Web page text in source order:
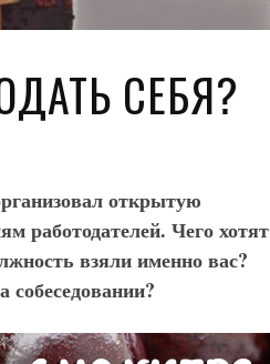
СЕБЯ?
открытую
работодателей. Чего хотят
взяли именно вас?